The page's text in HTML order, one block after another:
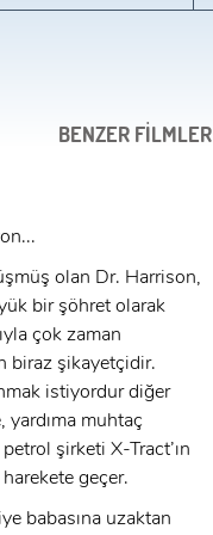
BENZER FİLMLER
olan Dr. Harrison,
bir şöhret olarak
çok zaman
biraz şikayetçidir.
istiyordur diğer
muhtaç
şirketi X-Tract’ın
geçer.
babasına uzaktan